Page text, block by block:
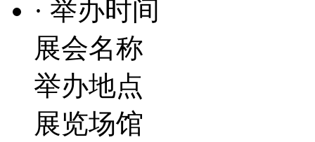
· 举办时间
展会名称
举办地点
展览场馆